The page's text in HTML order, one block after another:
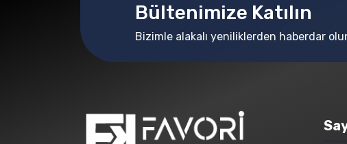
Bültenimize Katılın
Bizimle alakalı yeniliklerden haberdar